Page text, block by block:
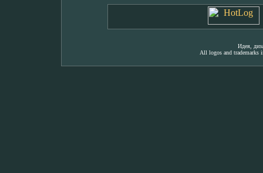
Идея,
All logos and trademarks